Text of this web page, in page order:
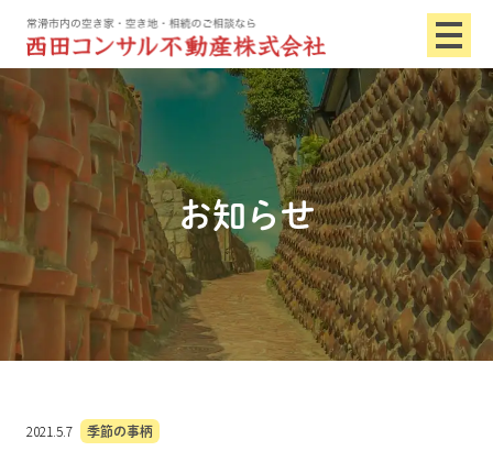
お知らせ
2021.5.7 季節の事柄